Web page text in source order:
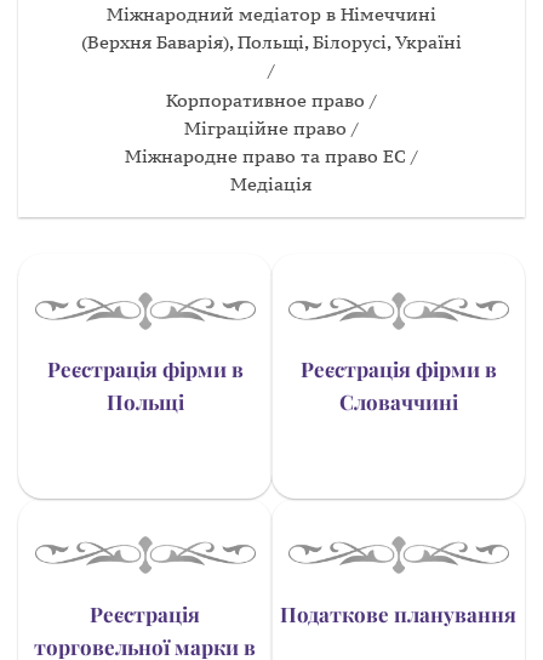
Міжнародний медіатор в Німеччині
(Верхня Баварія), Польщі, Білорусі, Україні
/
Корпоративное право /
Міграційне право /
Міжнародне право та право ЕС /
Медiацiя
Реєстрація фірми в
Польщі
Реєстрація фірми в
Словаччині
Реєстрація
торговельної марки в
Податкове планування